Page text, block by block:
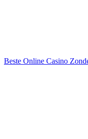
Beste Online Casino